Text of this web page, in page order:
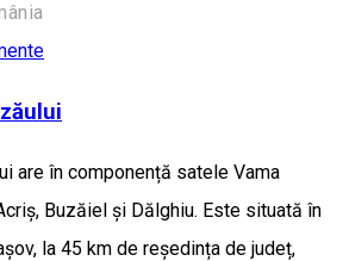
are în componență satele Vama
Buzăiel și Dălghiu. Este situată în
la 45 km de reședința de județ,